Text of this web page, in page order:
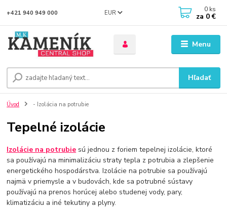
Menu
EUR
Hľadať
+421 940 949 000 0 ks
za 0 €
Úvod - Izolácia na potrubie
Tepelné izolácie
Izolácie na potrubie sú jednou z foriem tepelnej izolácie, ktoré
sa používajú na minimalizáciu straty tepla z potrubia a zlepšenie
energetického hospodárstva. Izolácie na potrubie sa používajú
najmä v priemysle a v budovách, kde sa potrubné sústavy
používajú na prenos horúcej alebo studenej vody, pary,
klimatizáciu a iné tekutiny a plyny.